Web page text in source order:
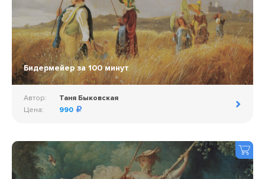
Бидермейер за 100 минут
Автор:
Таня Быковская
Цена:
990